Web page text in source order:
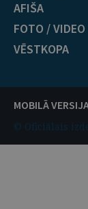
AFIŠA
FOTO / VIDEO
VĒSTKOPA
MOBILĀ
© Oficiālais